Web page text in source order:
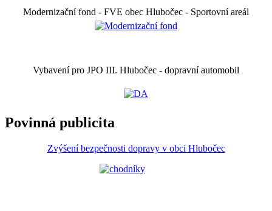
Modernizační fond - FVE obec Hlubočec - Sportovní areál
Vybavení pro JPO III. Hlubočec - dopravní automobil
Povinná publicita
Zvýšení bezpečnosti dopravy v obci Hlubočec